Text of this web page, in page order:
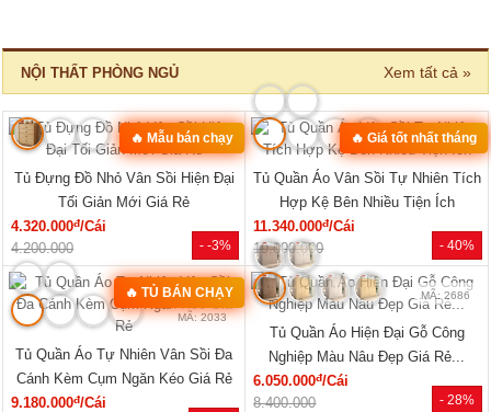
NỘI THẤT PHÒNG NGỦ Xem tất cả »
- -3%
🔥 Mẫu bán chạy
MÃ: 2168
Tủ Đựng Đồ Nhỏ Vân Sồi Hiện Đại
Tối Giản Mới Giá Rẻ
4.320.000đ/Cái
4.200.000
- 40%
🔥 Giá tốt nhất tháng
MÃ: 2137
Tủ Quần Áo Vân Sồi Tự Nhiên Tích
Hợp Kệ Bên Nhiều Tiện Ích
11.340.000đ/Cái
19.000.000
🔥 TỦ BÁN CHẠY
MÃ: 2033
Tủ Quần Áo Tự Nhiên Vân Sồi Đa
Cánh Kèm Cụm Ngăn Kéo Giá Rẻ
9.180.000đ/Cái
- 28%
MÃ: 2686
Tủ Quần Áo Hiện Đại Gỗ Công
Nghiệp Màu Nâu Đẹp Giá Rẻ...
6.050.000đ/Cái
8.400.000